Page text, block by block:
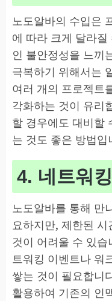
노도알바의 수입은
에 따라 크게 달라
인 불안정성을 느끼
극복하기 위해서는
여러 개의 프로젝트
각화하는 것이 유리
할 경우에도 대비할
는 것도 좋은 방법입
4. 네트워
노도알바를 통해 만
요하지만, 제한된
것이 어려울 수 있
트워킹 이벤트나 워
쌓는 것이 필요합니
활용하여 기존의 인